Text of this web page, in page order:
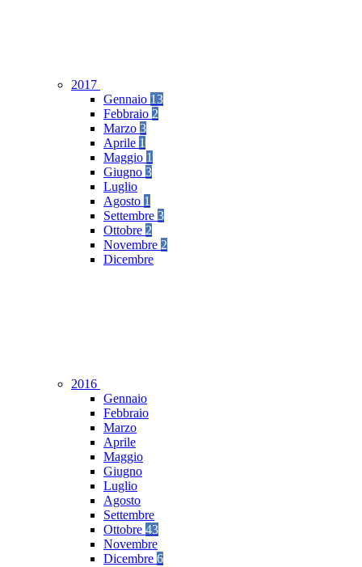
2017
Gennaio 13
Febbraio 2
Marzo 3
Aprile 1
Maggio 1
Giugno 3
Luglio
Agosto 1
Settembre 3
Ottobre 2
Novembre 2
Dicembre
2016
Gennaio
Febbraio
Marzo
Aprile
Maggio
Giugno
Luglio
Agosto
Settembre
Ottobre 43
Novembre
Dicembre 6